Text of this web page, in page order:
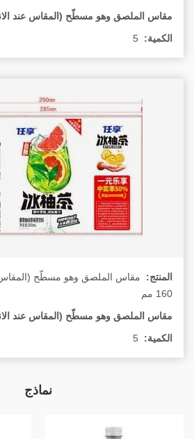
مقاس الملصق وهو مسطّح (المقاس عند
الكمية:
5
المنتج:
160 مم
مقاس الملصق وهو مسطّح (المقاس عند
الكمية:
5
نماذج